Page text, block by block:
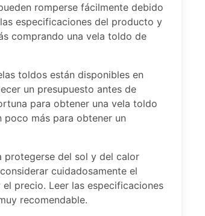
romperse fácilmente debido
especificaciones del producto y
comprando una vela toldo de
toldos están disponibles en
un presupuesto antes de
para obtener una vela toldo
más para obtener un
protegerse del sol y del calor
cuidadosamente el
precio. Leer las especificaciones
recomendable.